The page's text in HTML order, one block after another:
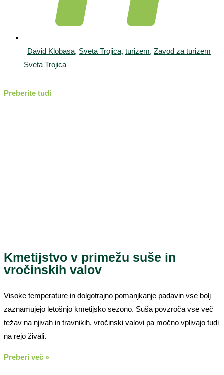
David Klobasa, Sveta Trojica, turizem, Zavod za turizem
Sveta Trojica
Preberite tudi
Kmetijstvo v primežu suše in
vročinskih valov
Visoke temperature in dolgotrajno pomanjkanje padavin vse bolj
zaznamujejo letošnjo kmetijsko sezono. Suša povzroča vse več
težav na njivah in travnikih, vročinski valovi pa močno vplivajo tudi
na rejo živali.
Preberi več »